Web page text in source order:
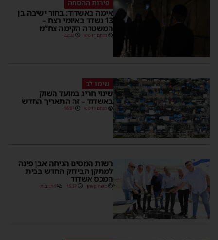
פירות ההסתה
אימה באשדוד: בחור ישיבה בן
13 נשדד באיומי רצח –
המשטרה הקימה צח”מ
מנחם דויטש 22:32
שימו לב
שינוי חריג במועד השוק
באשדוד – זה התאריך החדש
מנחם דויטש 16:07
רשות המסים הניחה אבן פינה
למתקן הבידוק החדש בבית
המכס אשדוד
משה קאהן 15:37 1 תגובות